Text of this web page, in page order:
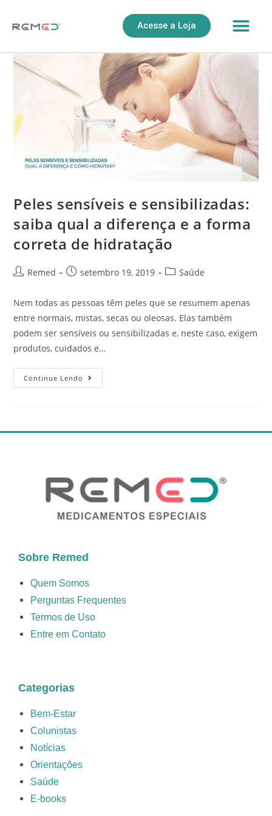
Acesse a Loja
Peles sensíveis e sensibilizadas:
saiba qual a diferença e a forma
correta de hidratação
Remed setembro 19, 2019 Saúde
Nem todas as pessoas têm peles que se resumem apenas
entre normais, mistas, secas ou oleosas. Elas também
podem ser sensíveis ou sensibilizadas e, neste caso, exigem
produtos, cuidados e…
Continue Lendo
Sobre Remed
Quem Somos
Perguntas Frequentes
Termos de Uso
Entre em Contato
Categorias
Bem-Estar
Colunistas
Notícias
Orientações
Saúde
E-books